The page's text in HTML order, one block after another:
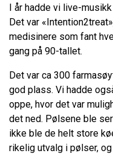
I år hadde vi live-
Det var
medisinere som fant
gang på 90-tallet.
Det var ca 300
god plass. Vi hadde
oppe, hvor det var
det ned. Pølsene ble
ikke ble de helt store
rikelig utvalg i pølser,